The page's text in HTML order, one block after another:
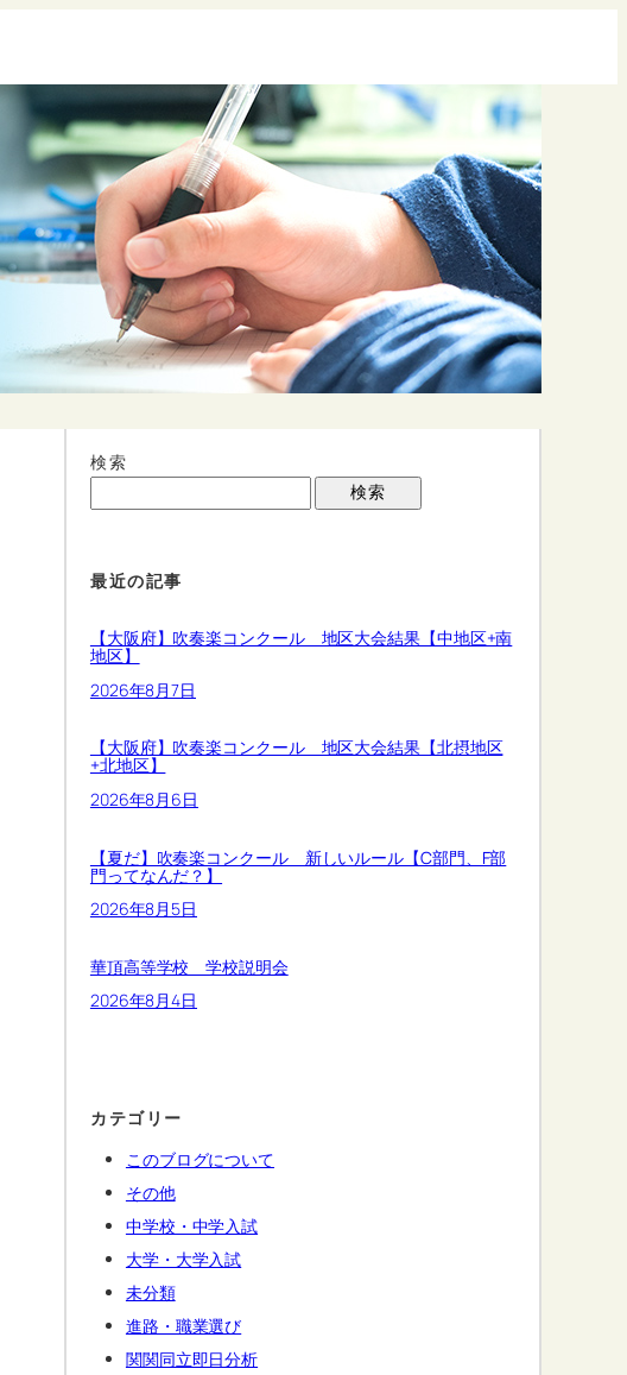
検索
検索
最近の記事
【大阪府】吹奏楽コンクール 地区大会結果【中地区+南
地区】
2026年8月7日
【大阪府】吹奏楽コンクール 地区大会結果【北摂地区
+北地区】
2026年8月6日
【夏だ】吹奏楽コンクール 新しいルール【C部門、F部
門ってなんだ？】
2026年8月5日
華頂高等学校 学校説明会
2026年8月4日
カテゴリー
このブログについて
その他
中学校・中学入試
大学・大学入試
未分類
進路・職業選び
関関同立即日分析